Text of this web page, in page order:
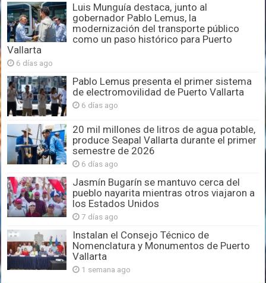
Luis Munguía destaca, junto al
gobernador Pablo Lemus, la
modernización del transporte público
como un paso histórico para Puerto
Vallarta
6 días ago
Pablo Lemus presenta el primer sistema
de electromovilidad de Puerto Vallarta
6 días ago
20 mil millones de litros de agua potable,
produce Seapal Vallarta durante el primer
semestre de 2026
6 días ago
Jasmín Bugarín se mantuvo cerca del
pueblo nayarita mientras otros viajaron a
los Estados Unidos
7 días ago
Instalan el Consejo Técnico de
Nomenclatura y Monumentos de Puerto
Vallarta
1 semana ago